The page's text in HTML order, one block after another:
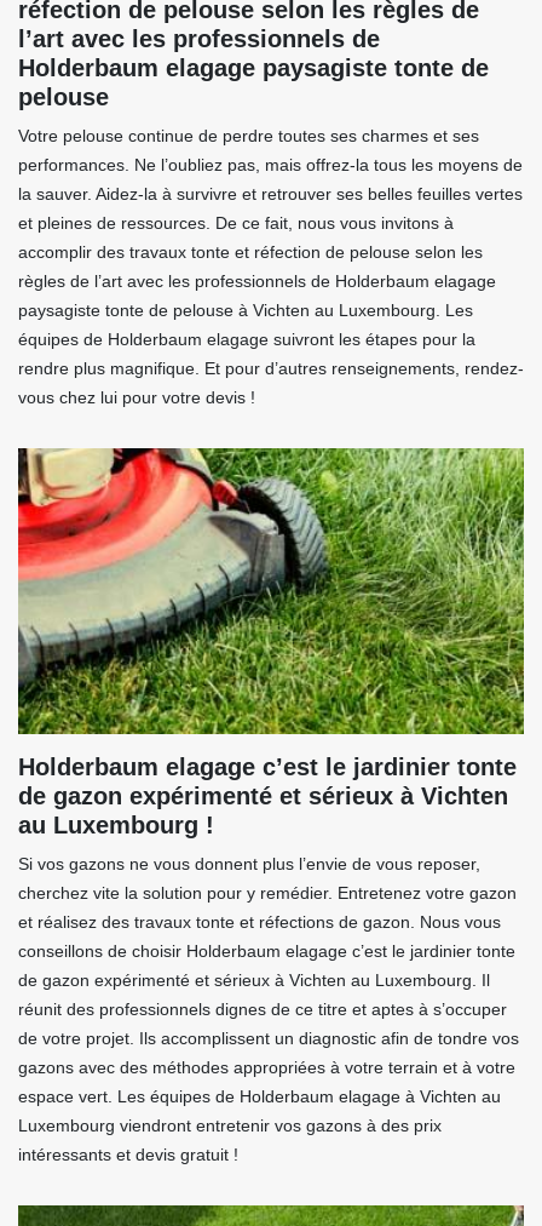
réfection de pelouse selon les règles de
l’art avec les professionnels de
Holderbaum elagage paysagiste tonte de
pelouse
Votre pelouse continue de perdre toutes ses charmes et ses
performances. Ne l’oubliez pas, mais offrez-la tous les moyens de
la sauver. Aidez-la à survivre et retrouver ses belles feuilles vertes
et pleines de ressources. De ce fait, nous vous invitons à
accomplir des travaux tonte et réfection de pelouse selon les
règles de l’art avec les professionnels de Holderbaum elagage
paysagiste tonte de pelouse à Vichten au Luxembourg. Les
équipes de Holderbaum elagage suivront les étapes pour la
rendre plus magnifique. Et pour d’autres renseignements, rendez-
vous chez lui pour votre devis !
Holderbaum elagage c’est le jardinier tonte
de gazon expérimenté et sérieux à Vichten
au Luxembourg !
Si vos gazons ne vous donnent plus l’envie de vous reposer,
cherchez vite la solution pour y remédier. Entretenez votre gazon
et réalisez des travaux tonte et réfections de gazon. Nous vous
conseillons de choisir Holderbaum elagage c’est le jardinier tonte
de gazon expérimenté et sérieux à Vichten au Luxembourg. Il
réunit des professionnels dignes de ce titre et aptes à s’occuper
de votre projet. Ils accomplissent un diagnostic afin de tondre vos
gazons avec des méthodes appropriées à votre terrain et à votre
espace vert. Les équipes de Holderbaum elagage à Vichten au
Luxembourg viendront entretenir vos gazons à des prix
intéressants et devis gratuit !